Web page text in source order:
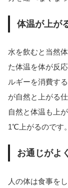
体温が上が
水を飲むと当然
た体温を体が反
ルギーを消費す
が自然と上がる
自然と体温も上
1℃上がるのです。
お通じがよ
人の体は食事を